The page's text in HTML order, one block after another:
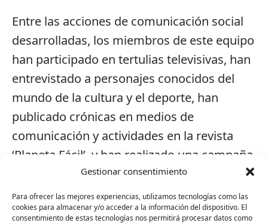
Gestionar consentimiento
Para ofrecer las mejores experiencias, utilizamos tecnologías como las
cookies para almacenar y/o acceder a la información del dispositivo. El
consentimiento de estas tecnologías nos permitirá procesar datos como
Entre las acciones de comunicación social
desarrolladas, los miembros de este equipo
han participado en tertulias televisivas, han
entrevistado a personajes conocidos del
mundo de la cultura y el deporte, han
publicado crónicas en medios de
comunicación y actividades en la revista
‘Planeta Fácil’, y han realizado una campaña
de sensibilización contra el abandono
animal y en favor de las adopciones de
perros y gatos.